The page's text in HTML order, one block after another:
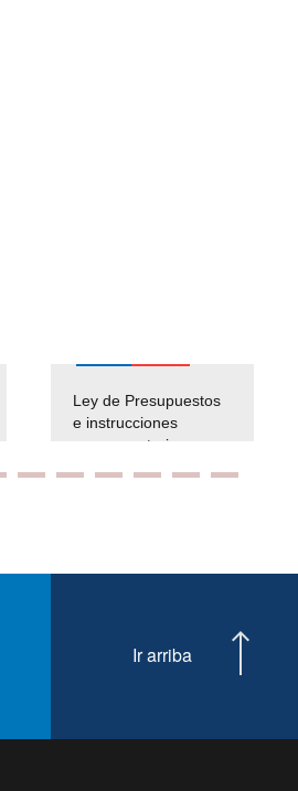
Ley de Presupuestos
e instrucciones
presuspuetarias
Ir arriba